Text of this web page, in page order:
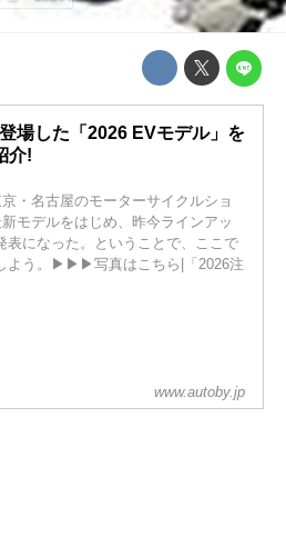
場した「2026 EVモデル」を
介!
・名古屋のモーターサイクルショ
モデルをはじめ、昨今ラインアッ
表になった。ということで、ここで
よう。▶▶▶写真はこちら|「2026注
www.autoby.jp